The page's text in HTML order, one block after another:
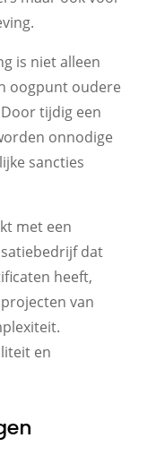
is niet alleen
oogpunt oudere
tijdig een
onnodige
sancties
met een
dat
heeft,
van
en